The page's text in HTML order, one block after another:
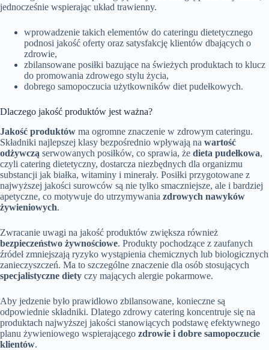
jednocześnie wspierając układ trawienny.
wprowadzenie takich elementów do cateringu dietetycznego
podnosi jakość oferty oraz satysfakcję klientów dbających o
zdrowie,
zbilansowane posiłki bazujące na świeżych produktach to klucz
do promowania zdrowego stylu życia,
dobrego samopoczucia użytkowników diet pudełkowych.
Dlaczego jakość produktów jest ważna?
Jakość produktów ma ogromne znaczenie w zdrowym cateringu.
Składniki najlepszej klasy bezpośrednio wpływają na wartość
odżywczą serwowanych posiłków, co sprawia, że dieta pudełkowa,
czyli catering dietetyczny, dostarcza niezbędnych dla organizmu
substancji jak białka, witaminy i minerały. Posiłki przygotowane z
najwyższej jakości surowców są nie tylko smaczniejsze, ale i bardziej
apetyczne, co motywuje do utrzymywania zdrowych nawyków
żywieniowych.
Zwracanie uwagi na jakość produktów zwiększa również
bezpieczeństwo żywnościowe. Produkty pochodzące z zaufanych
źródeł zmniejszają ryzyko wystąpienia chemicznych lub biologicznych
zanieczyszczeń. Ma to szczególne znaczenie dla osób stosujących
specjalistyczne diety czy mających alergie pokarmowe.
Aby jedzenie było prawidłowo zbilansowane, konieczne są
odpowiednie składniki. Dlatego zdrowy catering koncentruje się na
produktach najwyższej jakości stanowiących podstawę efektywnego
planu żywieniowego wspierającego zdrowie i dobre samopoczucie
klientów.